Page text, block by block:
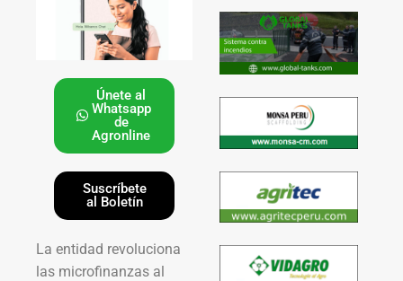
Únete al
Whatsapp
de
Agronline
Suscríbete
al Boletín
La entidad revoluciona
las microfinanzas al